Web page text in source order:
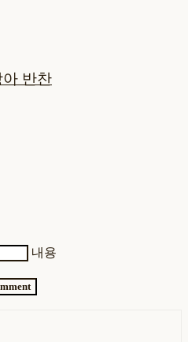
반찬
내용